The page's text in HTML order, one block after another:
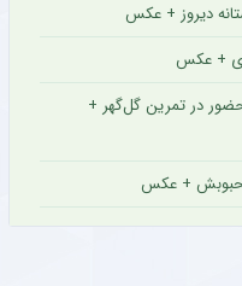
دیروز + عکس
+ عکس
حضور در تمرین گل‌گهر +
محبوبش + عکس